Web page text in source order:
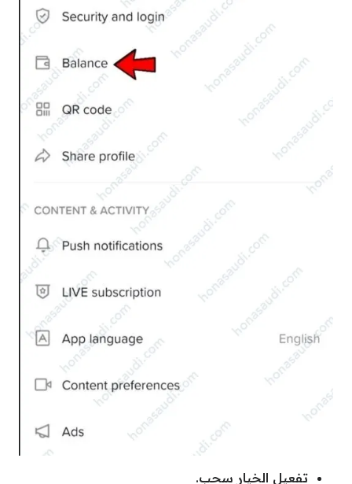
تفعيل الخيار سحب.